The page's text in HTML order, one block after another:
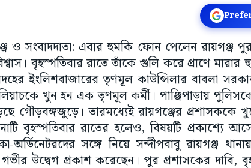
ও সংবাদদাতা: এবার হুমকি ফোন পেলেন রায়গঞ্জ
বৃহস্পতিবার রাতে তাঁকে গুলি করে প্রাণে
ইংলিশবাজারের তৃণমূল কাউন্সিলার বাবলা
খুন হন এক তৃণমূল কর্মী। পাঞ্জিপাড়ায়
গৌড়বঙ্গজুড়ে। তারমধ্যেই রায়গঞ্জের প্রশাসককে
বৃহস্পতিবার রাতের হলেও, বিষয়টি প্রকাশ্যে
অর্ডিনেটরদের সঙ্গে নিয়ে সন্দীপবাবু রায়গঞ্জ
উদ্বেগ প্রকাশ করেছেন। পুর প্রশাসকের দাবি,